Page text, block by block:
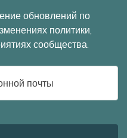
обновлений по
политики,
сообщества.